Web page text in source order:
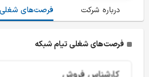
درباره شرکت فرصت‌های شغلی
فرصت‌های شغلی تیام شبکه